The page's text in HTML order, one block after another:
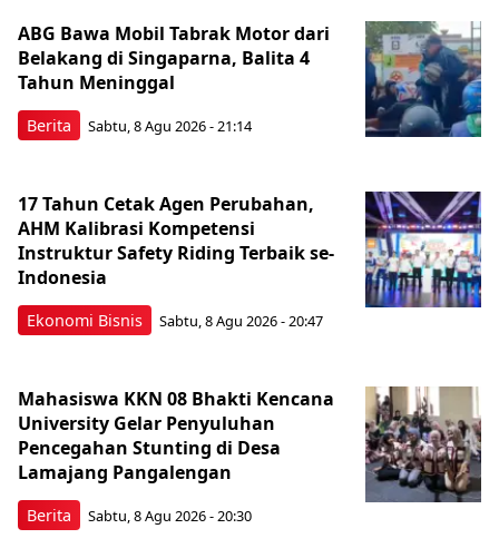
Berita
ABG Bawa Mobil Tabrak Motor dari
Belakang di Singaparna, Balita 4
Tahun Meninggal
Sabtu, 8 Agu 2026 - 21:14
Ekonomi Bisnis
17 Tahun Cetak Agen Perubahan,
AHM Kalibrasi Kompetensi
Instruktur Safety Riding Terbaik se-
Indonesia
Sabtu, 8 Agu 2026 - 20:47
Berita
Mahasiswa KKN 08 Bhakti Kencana
University Gelar Penyuluhan
Pencegahan Stunting di Desa
Lamajang Pangalengan
Sabtu, 8 Agu 2026 - 20:30